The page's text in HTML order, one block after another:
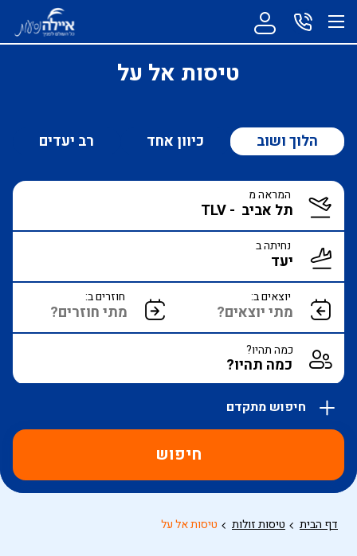
טיסות אל על
הלוך ושוב כיוון אחד רב יעדים
המראה מ
נחיתה ב
יוצאים ב: חוזרים ב:
כמה תהיו?
חיפוש
אפשרויות
מוצגות
הכפתור
דף הבית טיסות זולות טיסות אל על